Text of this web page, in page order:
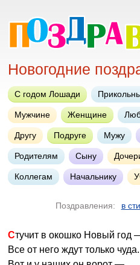
Новогодние
С годом Лошади
Мужчине Женщине
Другу Подруге Мужу
Родителям Сыну
Коллегам Начальнику
Поздравления: в
Стучит в окошко Новый год
Bсе от него ждут только чуда.